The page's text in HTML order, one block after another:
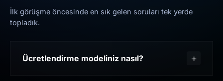
İlk görüşme öncesinde en sık gelen soruları tek yerde
topladık.
Ücretlendirme modeliniz nasıl?